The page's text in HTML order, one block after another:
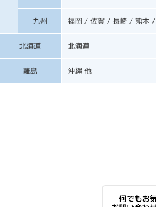
九州 福岡 / 佐賀 / 長崎 / 熊本
北海道 北海道
離島 沖縄 他